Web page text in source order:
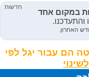
הם עבור יגל לפי